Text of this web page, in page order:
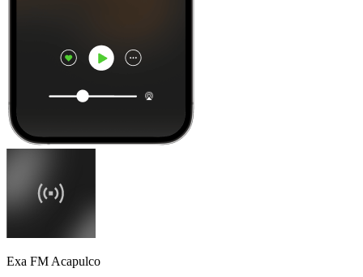
Exa FM Acapulco